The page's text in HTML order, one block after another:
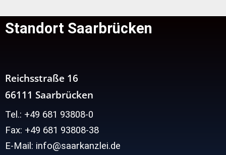
Standort Saarbrücken
Reichsstraße 16
66111 Saarbrücken
Tel.: +49 681 93808-0
Fax: +49 681 93808-38
E-Mail: info@saarkanzlei.de